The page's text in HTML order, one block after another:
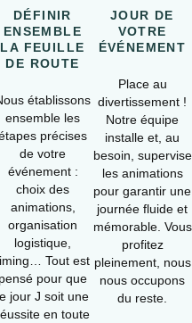
DÉFINIR
ENSEMBLE
LA FEUILLE
DE ROUTE
établissons
ensemble les
précises
de votre
événement :
choix des
animations,
organisation
logistique,
Tout est
pensé pour que
jour J soit une
en toute
JOUR DE
VOTRE
ÉVÉNEMENT
Place au
divertissement !
Notre équipe
installe et, au
besoin, supervise
les animations
pour garantir une
journée fluide et
mémorable. Vous
profitez
pleinement, nous
nous occupons
du reste.